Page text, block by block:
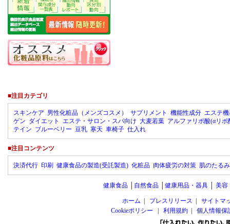
■注目カテゴリ
スキンケア 男性化粧品（メンズコスメ） サプリメント 機能性成分 エステ
ゲン ダイエット エステ・サロン・スパ向け 大麦若葉 アルファリポ酸(αリポ
テイン ブルーベリー 豆乳 寒天 車椅子 仕入れ
■注目コンテンツ
決済代行 印刷 健康食品の製造(受託製造) 化粧品 肉体疲労の対策 肌のたる
健康食品│ 自然食品│ 健康用品・器具│ 美容
ホーム プレスリリース
サイトマ
Cookieポリシー
利用規約| 個人情報保